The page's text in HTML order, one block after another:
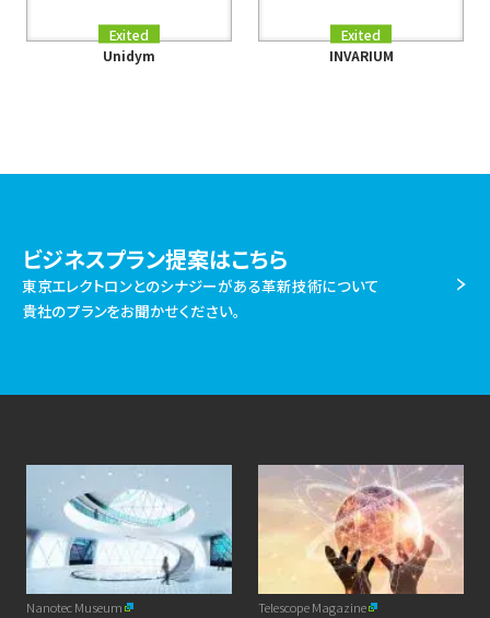
Exited
Unidym
Exited
INVARIUM
ビジネスプラン提案はこちら
東京エレクトロンとのシナジーがある革新技術について
貴社のプランをお聞かせください。
Nanotec Museum Telescope Magazine